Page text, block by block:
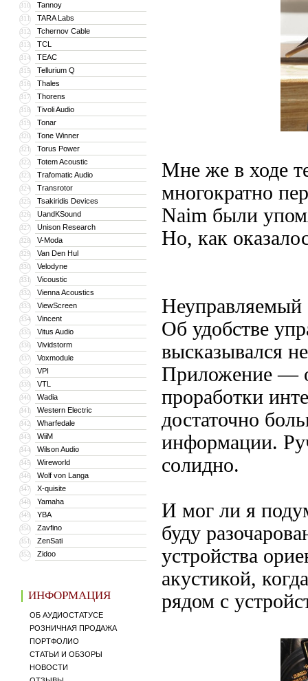
310 Tannoy
311 TARA Labs
312 Tchernov Cable
313 TCL
314 TEAC
315 Tellurium Q
316 Thales
317 Thorens
318 Tivoli Audio
319 Tonar
320 Tone Winner
321 Torus Power
322 Totem Acoustic
323 Trafomatic Audio
324 Transrotor
325 Tsakiridis Devices
326 UandKSound
327 Unison Research
328 V-Moda
329 Van Den Hul
330 Velodyne
331 Vicoustic
332 Vienna Acoustics
333 ViewScreen
334 Vincent
335 Vitus Audio
336 Vividstorm
337 Voxmodule
338 VPI
339 VTL
340 Wadia
341 Western Electric
342 Wharfedale
343 WiiM
344 Wilson Audio
345 Wireworld
346 Wolf von Langa
347 X-quisite
348 Yamaha
349 YBA
350 Zavfino
351 ZenSati
352 Zidoo
ИНФОРМАЦИЯ
ОБ АУДИОСТАТУСЕ
РОЗНИЧНАЯ ПРОДАЖА
ПОРТФОЛИО
СТАТЬИ И ОБЗОРЫ
НОВОСТИ
Мне же в ходе
многократно
Naim были
Но, как
Неуправляемый
Об удобстве
высказывался
Приложение —
проработки
достаточно
информации.
солидно.
И мог ли я
буду
устройства
акустикой,
рядом с